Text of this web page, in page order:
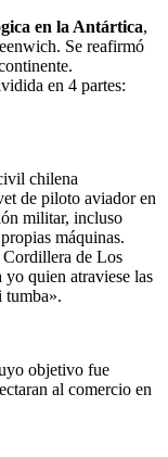
en la Antártica,
Se reafirmó
en 4 partes:
chilena
de piloto aviador en
militar, incluso
máquinas.
Cordillera de Los
yo quien atraviese las
tumba».
objetivo fue
al comercio en